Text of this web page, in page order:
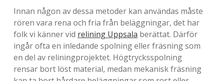
Innan någon av dessa metoder kan användas måste
rören vara rena och fria från beläggningar, det har
folk vi känner vid relining Uppsala berättat. Därför
ingår ofta en inledande spolning eller fräsning som
en del av reliningprojektet. Högtrycksspolning
rensar bort löst material, medan mekanisk fräsning